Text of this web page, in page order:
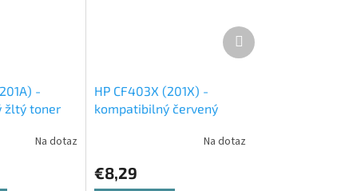
-
žltý toner
Na dotaz
HP CF403X (201X) -
kompatibilný červený
Na dotaz
€8,29
Ďalší
produkt